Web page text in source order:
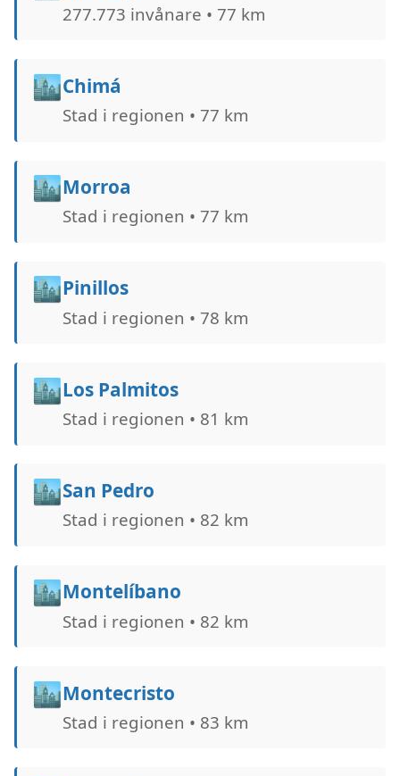
277.773 invånare • 77 km
🏙️Chimá
Stad i regionen • 77 km
🏙️Morroa
Stad i regionen • 77 km
🏙️Pinillos
Stad i regionen • 78 km
🏙️Los Palmitos
Stad i regionen • 81 km
🏙️San Pedro
Stad i regionen • 82 km
🏙️Montelíbano
Stad i regionen • 82 km
🏙️Montecristo
Stad i regionen • 83 km